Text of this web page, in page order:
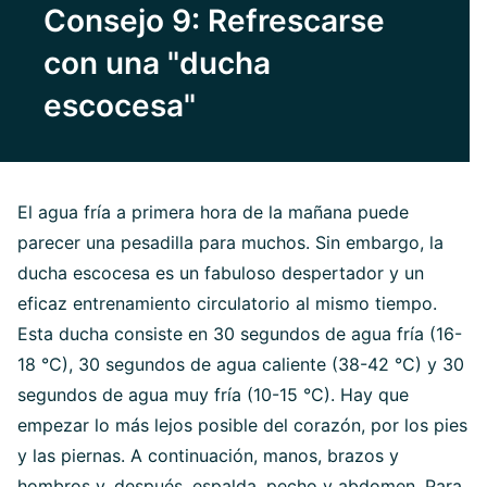
Consejo 9: Refrescarse
con una "ducha
escocesa"
El agua fría a primera hora de la mañana puede
parecer una pesadilla para muchos. Sin embargo, la
ducha escocesa es un fabuloso despertador y un
eficaz entrenamiento circulatorio al mismo tiempo.
Esta ducha consiste en 30 segundos de agua fría (16-
18 °C), 30 segundos de agua caliente (38-42 °C) y 30
segundos de agua muy fría (10-15 °C). Hay que
empezar lo más lejos posible del corazón, por los pies
y las piernas. A continuación, manos, brazos y